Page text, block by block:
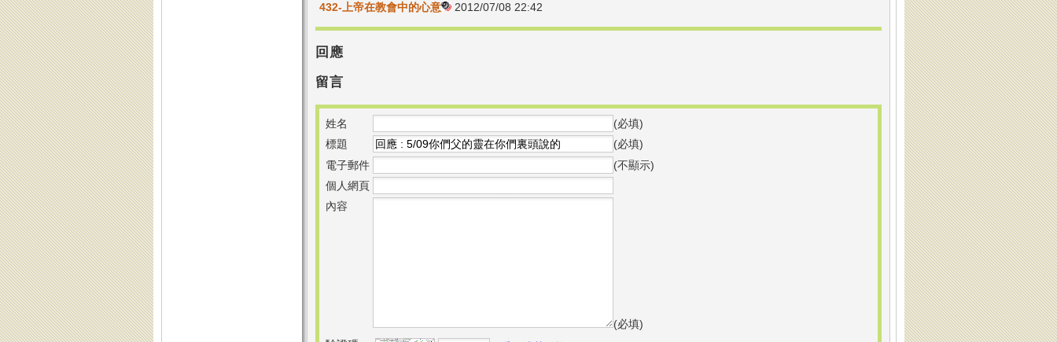
432-上帝在教會中的心意
2012/07/08 22:42
回應
留言
姓名
(必填)
標題
(必填)
電子郵件
(不顯示)
個人網頁
內容
(必填)